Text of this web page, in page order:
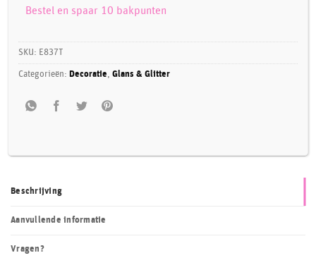
Bestel en spaar 10 bakpunten
SKU: E837T
Categorieën: Decoratie,Glans & Glitter
Beschrijving
Aanvullende informatie
Vragen?